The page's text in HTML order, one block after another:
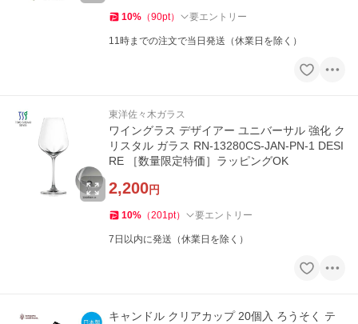
10% （90pt） 要エントリー
11時までの注文で当日発送（休業日を除く）
東洋佐々木ガラス
ワイングラス デザイアー ユニバーサル 強化 ク
リスタル ガラス RN-13280CS-JAN-PN-1 DESI
RE ［数量限定特価］ラッピングOK
2,200円
10% （201pt） 要エントリー
7日以内に発送（休業日を除く）
キャンドル クリアカップ 20個入 ろうそく テ